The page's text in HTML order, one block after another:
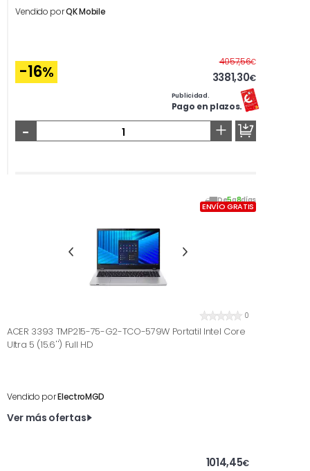
Vendido porQK Mobile
-16%
4057,56€Antes
3381,30€
Publicidad.
Pago en plazos.
- +
De5a8días
ENVÍO GRATIS
0
ACER 3393 TMP215-75-G2-TCO-579W Portatil Intel Core
Ultra 5 (15.6'') Full HD
Vendido porElectroMGD
Ver más ofertas
1014,45€